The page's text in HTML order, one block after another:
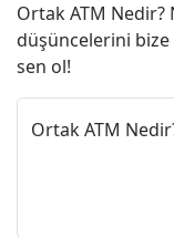
Ortak ATM Nedir?
düşüncelerini
sen ol!